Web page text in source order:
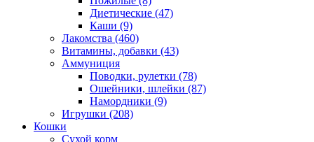
Диетические (47)
Каши (9)
Лакомства (460)
Витамины, добавки (43)
Аммуниция
Поводки, рулетки (78)
Ошейники, шлейки (87)
Намордники (9)
Игрушки (208)
Кошки
Сухой корм